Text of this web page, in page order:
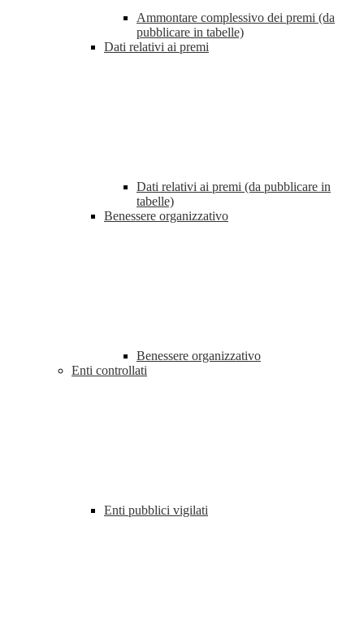
Ammontare complessivo dei premi (da
pubblicare in tabelle)
Dati relativi ai premi
Dati relativi ai premi (da pubblicare in
tabelle)
Benessere organizzativo
Benessere organizzativo
Enti controllati
Enti pubblici vigilati